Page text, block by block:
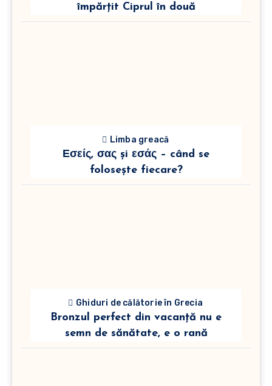
împărțit Ciprul în două
Limba greacă
Εσείς, σας și εσάς – când se
folosește fiecare?
Ghiduri de călătorie în Grecia
Bronzul perfect din vacanță nu e
semn de sănătate, e o rană